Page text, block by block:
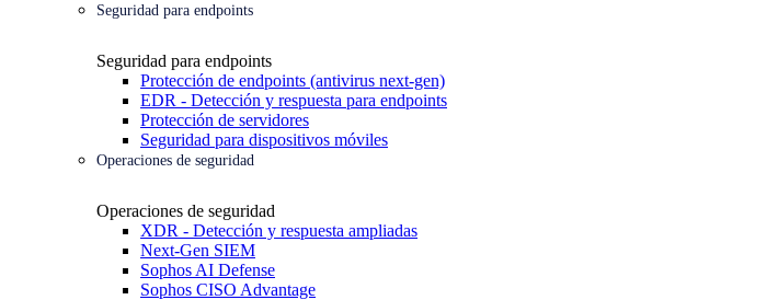
Seguridad para endpoints
Seguridad para endpoints
Protección de endpoints (antivirus next-gen)
EDR - Detección y respuesta para endpoints
Protección de servidores
Seguridad para dispositivos móviles
Operaciones de seguridad
Operaciones de seguridad
XDR - Detección y respuesta ampliadas
Next-Gen SIEM
Sophos AI Defense
Sophos CISO Advantage